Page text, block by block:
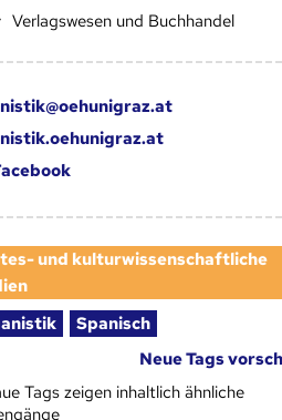
Verlagswesen und Buchhandel
und kulturwissenschaftliche
Spanisch
Neue Tags
Tags zeigen inhaltlich ähnliche